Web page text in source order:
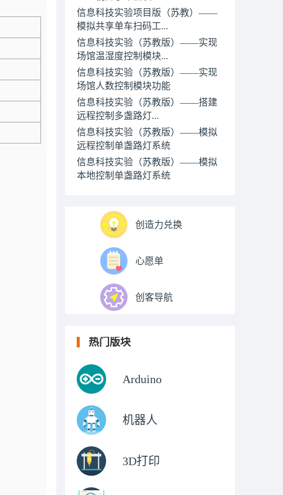
信息科技实验项目版（苏教）——
模拟共享单车扫码工...
信息科技实验（苏教版）——实现
场馆温湿度控制模块...
信息科技实验（苏教版）——实现
场馆人数控制模块功能
信息科技实验（苏教版）——搭建
远程控制多盏路灯...
信息科技实验（苏教版）——模拟
远程控制单盏路灯系统
信息科技实验（苏教版）——模拟
本地控制单盏路灯系统
创造力兑换
心愿单
创客导航
热门版块
Arduino
机器人
3D打印